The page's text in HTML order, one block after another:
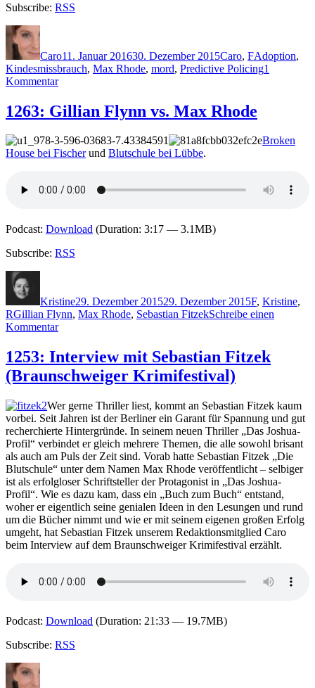
Subscribe: RSS
Autor
Caro11. Januar 201630. Dezember 2015Caro, FAdoption,
Kindesmissbrauch, Max Rhode, mord, Predictive Policing1
Kommentarzu
Sebastian
Fitzek
Das
Joshua-
1263: Gillian Flynn vs. Max Rhode
Broken
House bei Fischerund Blutschule bei Lübbe.
Podcast: Download (Duration: 3:17 — 3.1MB)
Subscribe: RSS
Kristine29. Dezember 201529. Dezember 2015F, Kristine,
RSchlagwörter
Gillian Flynn, Max Rhode, Sebastian FitzekSchreibe einen
Kommentarzu
Gillian
Flynn
vs.
Rhode
1253: Interview mit Sebastian Fitzek
(Braunschweiger Krimifestival)
Wer gerne Thriller liest, kommt an Sebastian Fitzek kaum
vorbei. Seit Jahren ist der Berliner ein Garant für Spannung und gut
recherchierte Hintergründe. In seinem neuen Thriller „Das Joshua-
Profil“ verbindet er gleich mehrere Themen, die alle sowohl brisant
als auch am Puls der Zeit sind. Vorab hatte Sebastian Fitzek „Die
Blutschule“ unter dem Namen Max Rhode veröffentlicht – selbiger
ist als erfolgloser Schriftsteller der Protagonist in „Das Joshua-
Profil“. Wie es dazu kam, dass ein „Buch zum Buch“ entstand,
woher er eigentlich seine genialen Ideen in den Lesungen und rund
um die Bücher nimmt und wie er mit seinem eigenen großen Erfolg
umgeht, hat Sebastian Fitzek unserem Redaktionsmitglied Caro
beim Interview auf dem Braunschweiger Krimifestival erzählt.
Podcast: Download (Duration: 21:33 — 19.7MB)
Subscribe: RSS
Autor